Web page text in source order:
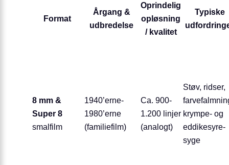
Format
Årgang &
udbredelse
Oprindelig
opløsning
/ kvalitet
Typiske
8 mm &
Super 8
smalfilm
1940’erne-
1980’erne
(familiefilm)
Ca. 900-
1.200 linjer
(analogt)
Støv, ridser,
krympe- og
eddikesyre-
syge